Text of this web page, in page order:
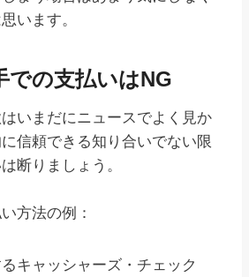
います。
での支払いはNG
いまだにニュースでよく見か
信頼できる知り合いでない限
断りましょう。
方法の例：
キャッシャーズ・チェック